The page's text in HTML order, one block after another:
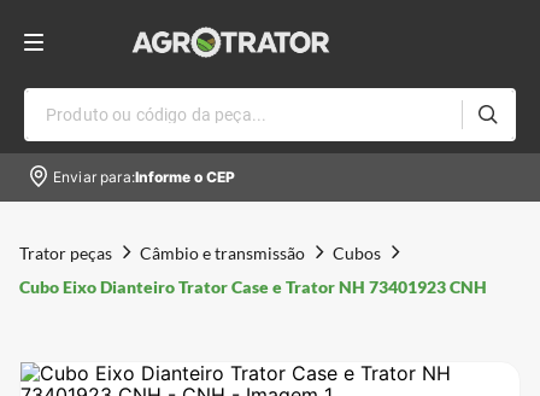
Produto ou código da peça...
Enviar para:Informe o CEP
Trator peças Câmbio e transmissão
Cubos
Cubo Eixo Dianteiro Trator Case e Trator NH 73401923 CNH